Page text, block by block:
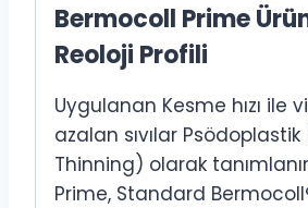
Bermocoll Prime
Reoloji Profili
Uygulanan Kesme hızı ile
azalan sıvılar
Thinning) olarak
Prime, Standard